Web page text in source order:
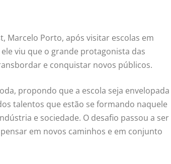
Marcelo Porto, após visitar escolas em
viu que o grande protagonista das
e conquistar novos públicos.
propondo que a escola seja envelopada
talentos que estão se formando naquele
e sociedade. O desafio passou a ser
em novos caminhos e em conjunto